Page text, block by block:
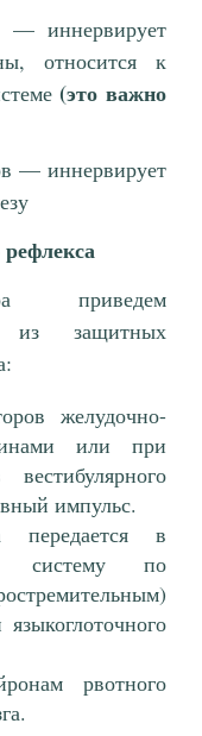
иннервирует
относится к
(это важно
— иннервирует
приведем
из защитных
желудочно-
или при
импульс.
передается в
систему по
рвотного